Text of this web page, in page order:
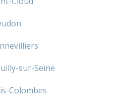
sur-Seine
Colombes